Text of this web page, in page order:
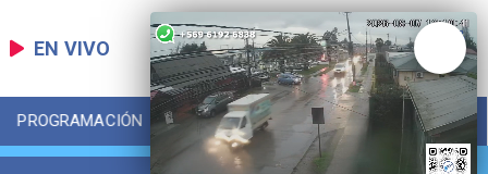
EN VIVO
PROGRAMACIÓN LOCAL DEPORTES